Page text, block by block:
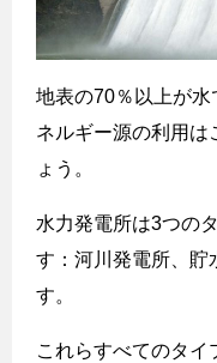
地表の70％以上が
ネルギー源の利用は
ょう。
水力発電所は3つの
す：河川発電所、貯
す。
これらすべてのタイ